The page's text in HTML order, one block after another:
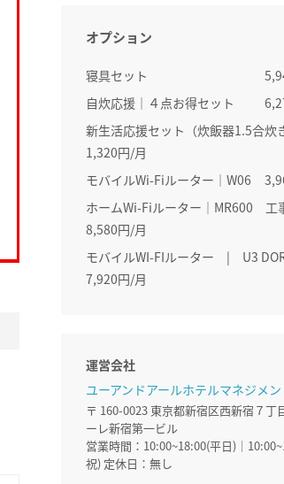
オプション
寝具セット
自炊応援｜４点お得セット
新生活応援セット（炊飯器1.5合炊
1,320円/月
モバイルWi-Fiルーター｜W06
ホームWi-Fiルーター│MR600 工
8,580円/月
モバイルWI-FIルーター | U3
7,920円/月
運営会社
ユーアンドアールホテルマネジメ
〒 160-0023 東京都新宿区西新宿７
ーレ新宿第一ビル
営業時間：10:00~18:00(平日)｜
祝) 定休日：無し